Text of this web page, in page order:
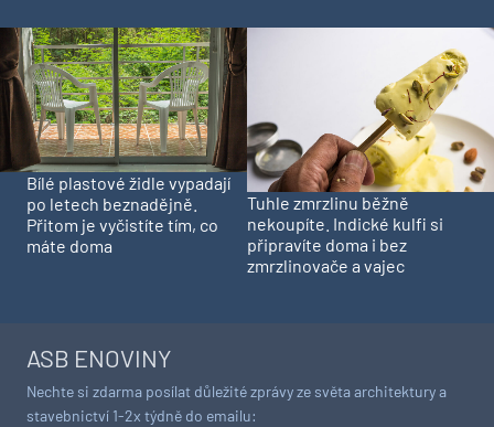
Bílé plastové židle vypadají
po letech beznadějně.
Přitom je vyčistíte tím, co
máte doma
Tuhle zmrzlinu běžně
nekoupíte. Indické kulfi si
připravíte doma i bez
zmrzlinovače a vajec
ASB ENOVINY
Nechte si zdarma posílat důležité zprávy ze světa architektury a
stavebnictví 1-2x týdně do emailu: